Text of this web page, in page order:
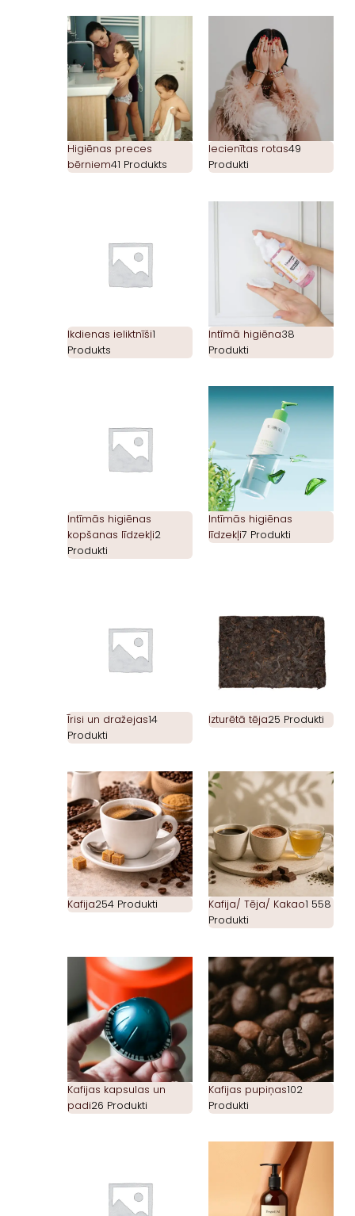
Higiēnas preces
bērniem41 Produkts
Iecienītas rotas49
Produkti
Ikdienas ieliktnīši1
Produkts
Intīmā higiēna38
Produkti
Intīmās higiēnas
kopšanas līdzekļi2
Produkti
Intīmās higiēnas
līdzekļi7 Produkti
Īrisi un dražejas14
Produkti
Izturētā tēja25 Produkti
Kafija254 Produkti Kafija/ Tēja/ Kakao1 558
Produkti
Kafijas kapsulas un
padi26 Produkti
Kafijas pupiņas102
Produkti